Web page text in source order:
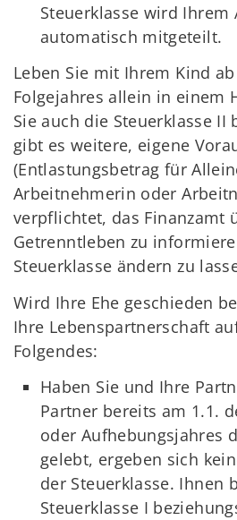
Steuerklasse wird Ihrem
automatisch mitgeteilt.
Leben Sie mit Ihrem Kind
Folgejahres allein in einem
Sie auch die Steuerklasse II
gibt es weitere, eigene
(Entlastungsbetrag für
Arbeitnehmerin oder
verpflichtet, das Finanzamt
Getrenntleben zu
Steuerklasse ändern zu
Wird Ihre Ehe geschieden
Ihre Lebenspartnerschaft
Folgendes:
Haben Sie und Ihre
Partner bereits am 1.1.
oder Aufhebungsjahres
gelebt, ergeben sich
der Steuerklasse. Ihnen
Steuerklasse I